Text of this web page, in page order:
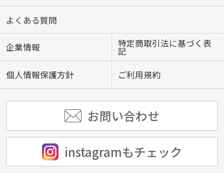
よくある質問
企業情報 特定商取引法に基づく表
記
個人情報保護方針
ご利用規約
お問い合わせ
instagramもチェック